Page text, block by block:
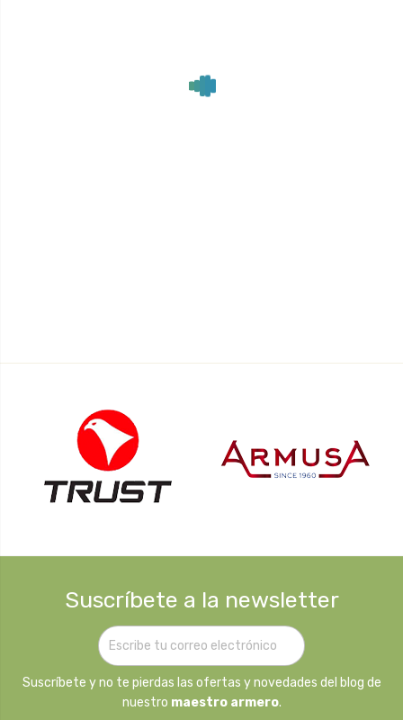
Suscríbete a la newsletter
Suscríbete y no te pierdas las ofertas y novedades del blog de
nuestro maestro armero.